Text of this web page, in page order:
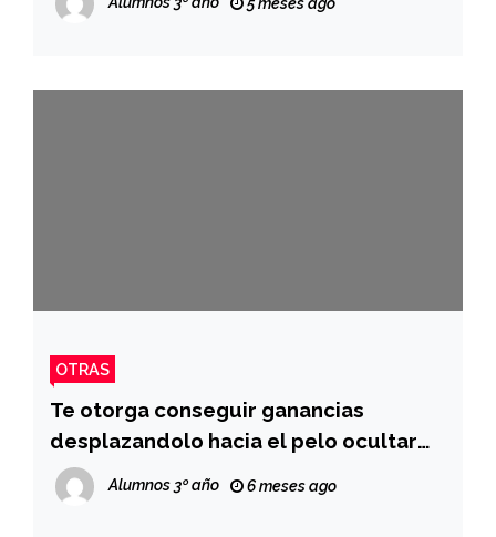
5 meses ago
OTRAS
Te otorga conseguir ganancias
desplazandolo hacia el pelo ocultar
hacen de gastos
Alumnos 3º año 6 meses ago